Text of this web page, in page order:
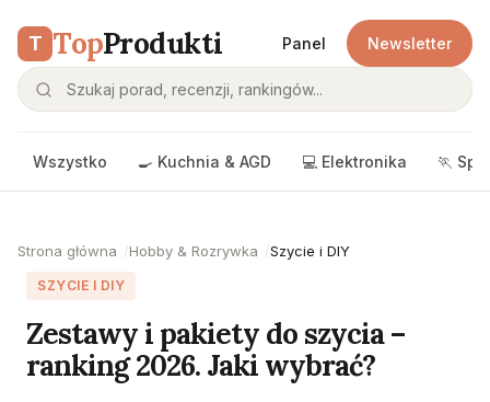
T TopProdukti Panel Newsletter
Wszystko 🍳 Kuchnia & AGD 💻 Elektronika 🏃
Strona główna Hobby & Rozrywka Szycie i DIY
SZYCIE I DIY
Zestawy i pakiety do szycia –
ranking 2026. Jaki wybrać?